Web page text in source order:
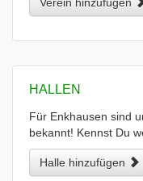
HALLEN
Für Enkhausen sind
bekannt! Kennst Du
Halle hinzufügen